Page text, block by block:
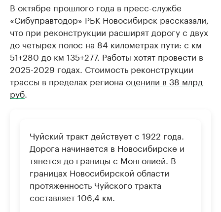
В октябре прошлого года в пресс-службе
«Сибуправтодор» РБК Новосибирск рассказали,
что при реконструкции расширят дорогу с двух
до четырех полос на 84 километрах пути: с км
51+280 до км 135+277. Работы хотят провести в
2025-2029 годах. Стоимость реконструкции
трассы в пределах региона оценили в 38 млрд
руб.
Чуйский тракт действует с 1922 года.
Дорога начинается в Новосибирске и
тянется до границы с Монголией. В
границах Новосибирской области
протяженность Чуйского тракта
составляет 106,4 км.